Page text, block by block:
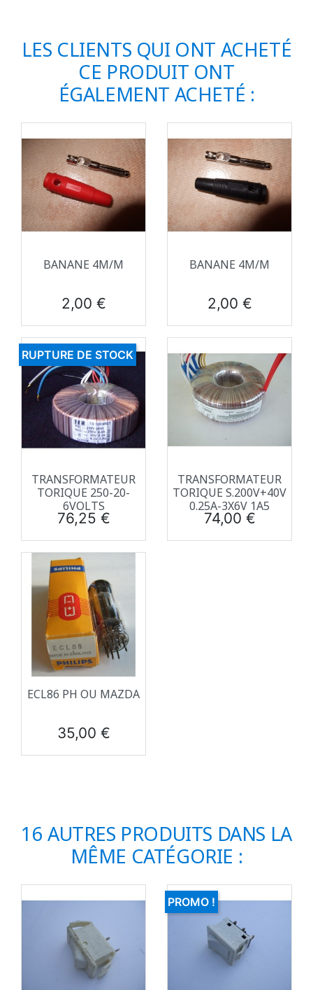
LES CLIENTS QUI ONT ACHETÉ
CE PRODUIT ONT
ÉGALEMENT ACHETÉ :
BANANE 4M/M
Prix
2,00 €
BANANE 4M/M
Prix
2,00 €
TRANSFORMATEUR
TORIQUE 250-20-
6VOLTS
Prix
76,25 €
RUPTURE DE STOCK
TRANSFORMATEUR
TORIQUE S.200V+40V
0.25A-3X6V 1A5
Prix
74,00 €
ECL86 PH OU MAZDA
Prix
35,00 €
16 AUTRES PRODUITS DANS LA
MÊME CATÉGORIE :
PROMO !